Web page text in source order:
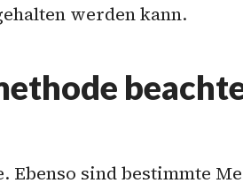
werden kann.
Ebenso sind bestimmte